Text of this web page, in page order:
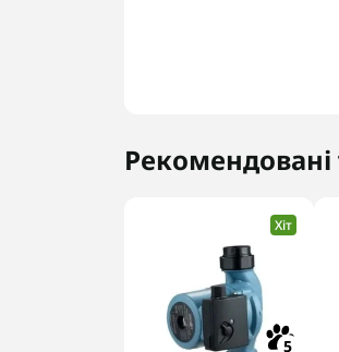
Рекомендовані
Хіт
5